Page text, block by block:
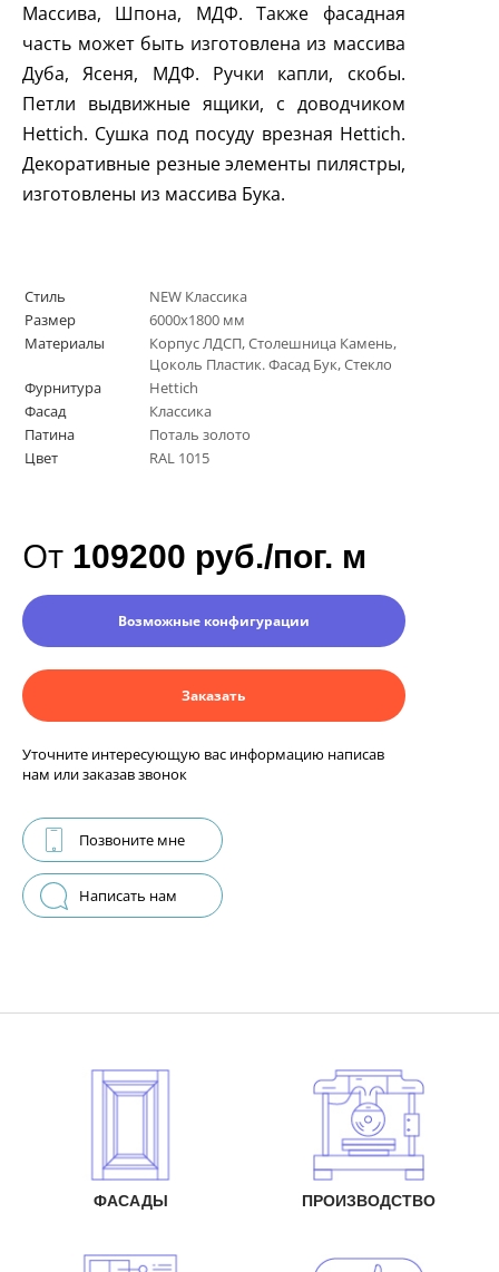
Массива, Шпона, МДФ. Также фасадная
часть может быть изготовлена из массива
Дуба, Ясеня, МДФ. Ручки капли, скобы.
Петли выдвижные ящики, с доводчиком
Hettich. Сушка под посуду врезная Hettich.
Декоративные резные элементы пилястры,
изготовлены из массива Бука.
Стиль
NEW Классика
Размер
6000х1800 мм
Материалы
Корпус ЛДСП, Столешница Камень,
Цоколь Пластик. Фасад Бук, Стекло
Фурнитура
Hettich
Фасад
Классика
Патина
Поталь золото
Цвет
RAL 1015
От 109200 руб./пог. м
Возможные конфигурации
Заказать
Уточните интересующую вас информацию написав
нам или заказав звонок
Позвоните мне
Написать нам
ФАСАДЫ ПРОИЗВОДСТВО